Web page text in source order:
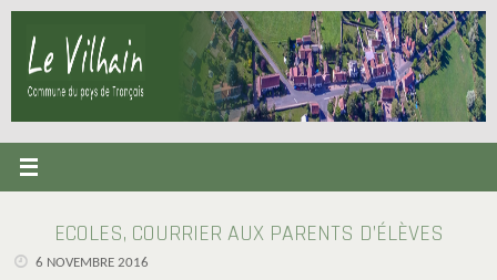
Passer
contenu
ECOLES, COURRIER AUX PARENTS D’ÉLÈVES
6 NOVEMBRE 2016